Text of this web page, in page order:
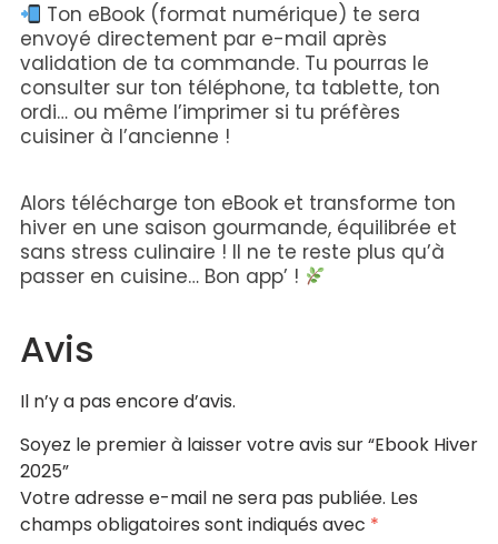
Ton eBook (format numérique) te sera
envoyé directement par e-mail après
validation de ta commande. Tu pourras le
consulter sur ton téléphone, ta tablette, ton
ordi… ou même l’imprimer si tu préfères
cuisiner à l’ancienne !
Alors télécharge ton eBook et transforme ton
hiver en une saison gourmande, équilibrée et
sans stress culinaire ! Il ne te reste plus qu’à
passer en cuisine… Bon app’ !
Avis
Il n’y a pas encore d’avis.
Soyez le premier à laisser votre avis sur “Ebook Hiver
2025”
Votre adresse e-mail ne sera pas publiée. Les
champs obligatoires sont indiqués avec *